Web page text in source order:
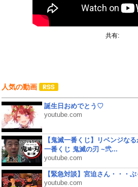
共有:
人気の動画
誕生日おめでとう♡
youtube.com
【鬼滅一番くじ】リベンジな
一番くじ 鬼滅の刃 ~弐...
youtube.com
【緊急対談】宮迫さん・・・
youtube.com